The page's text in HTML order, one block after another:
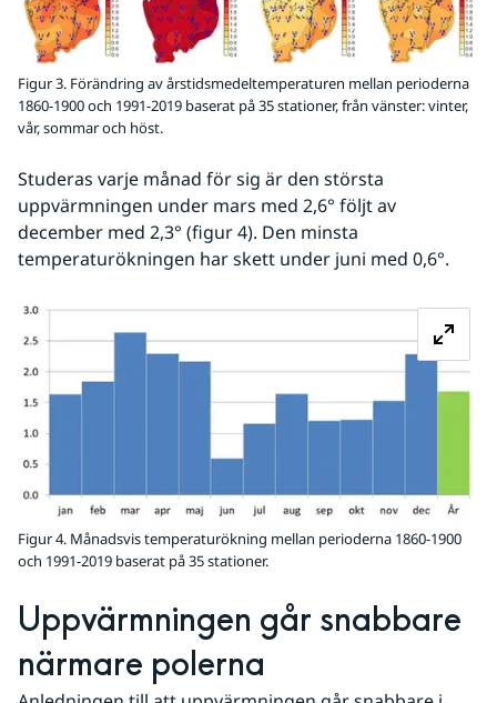
Figur 3. Förändring av årstidsmedeltemperaturen mellan perioderna
1860-1900 och 1991-2019 baserat på 35 stationer, från vänster: vinter,
vår, sommar och höst.
Studeras varje månad för sig är den största
uppvärmningen under mars med 2,6° följt av
december med 2,3° (figur 4). Den minsta
temperaturökningen har skett under juni med 0,6°.
Figur 4. Månadsvis temperaturökning mellan perioderna 1860-1900
och 1991-2019 baserat på 35 stationer.
Uppvärmningen går snabbare
närmare polerna